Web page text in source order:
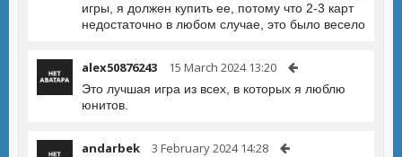
игры, я должен купить ее, потому что 2-3 карт
недостаточно в любом случае, это было весело
alex50876243 15 March 2024 13:20
Это лучшая игра из всех, в которых я люблю
юнитов.
andarbek 3 February 2024 14:28